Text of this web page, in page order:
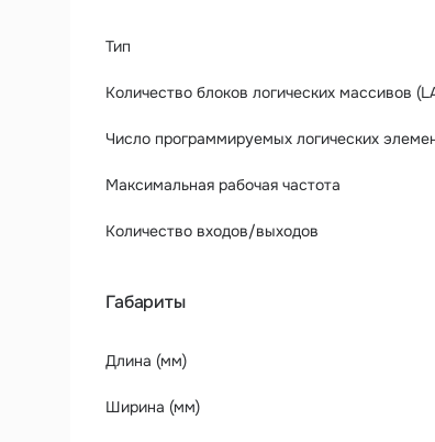
Тип
Количество блоков логических массивов
Число программируемых логических
Максимальная рабочая частота
Количество входов/выходов
Габариты
Длина (мм)
Ширина (мм)